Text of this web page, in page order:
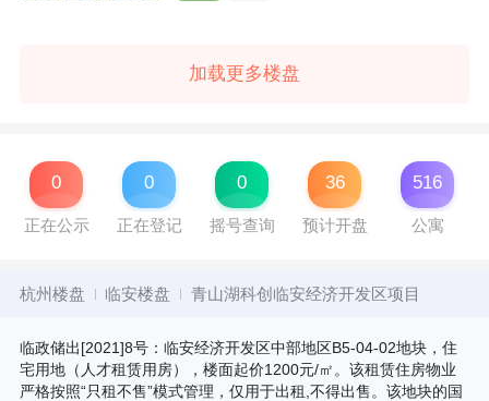
加载更多楼盘
0
正在公示
0
正在登记
0
摇号查询
36
预计开盘
516
公寓
杭州楼盘 临安楼盘 青山湖科创临安经济开发区项目
临政储出[2021]8号：临安经济开发区中部地区B5-04-02地块，住
宅用地（人才租赁用房），楼面起价1200元/㎡。该租赁住房物业
严格按照“只租不售”模式管理，仅用于出租,不得出售。该地块的国